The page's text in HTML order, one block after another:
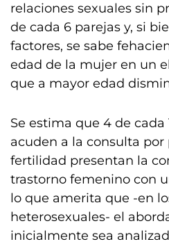
relaciones sexuales sin
de cada 6 parejas y, si
factores, se sabe
edad de la mujer en un
que a mayor edad
Se estima que 4 de cada
acuden a la consulta por
fertilidad presentan la
trastorno femenino con
lo que amerita que -en
heterosexuales- el
inicialmente sea